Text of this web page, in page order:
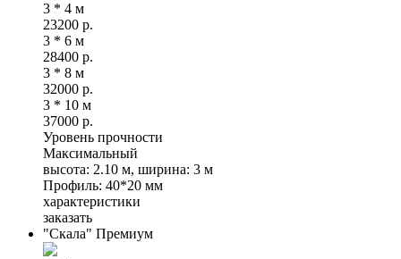
3 * 4 м
23200 р.
3 * 6 м
28400 р.
3 * 8 м
32000 р.
3 * 10 м
37000 р.
Уровень прочности
Максимальный
высота: 2.10 м, ширина: 3 м
Профиль: 40*20 мм
характеристики
заказать
"Скала" Премиум